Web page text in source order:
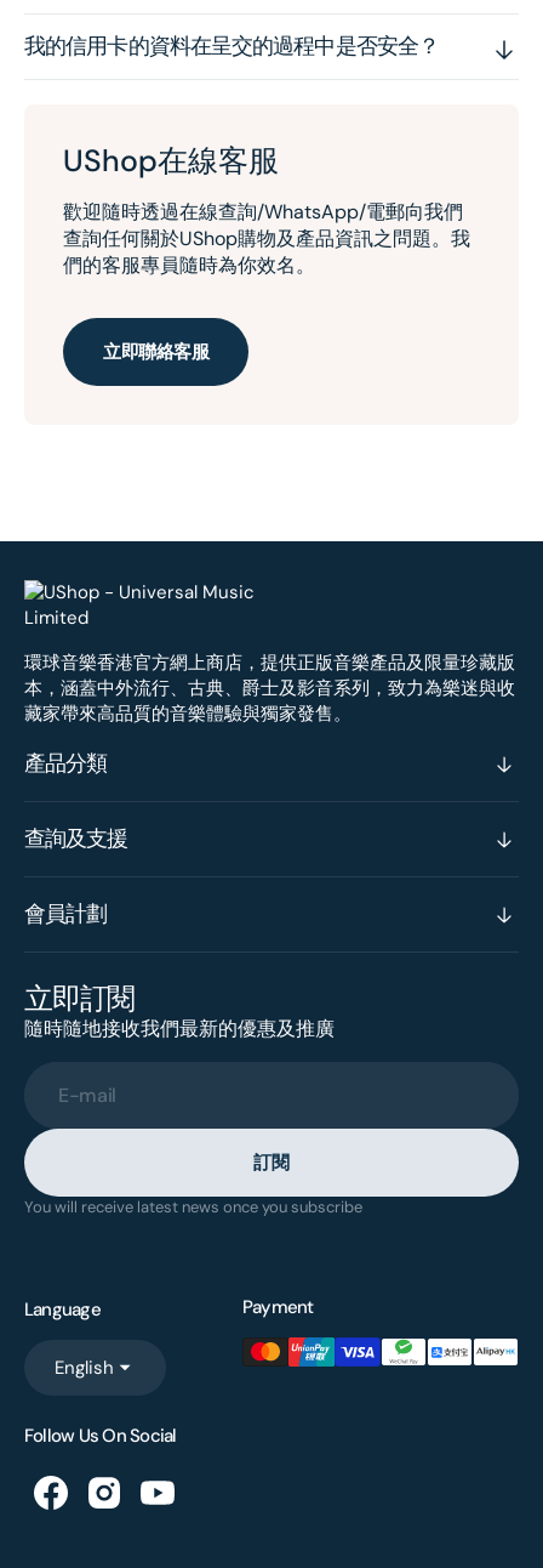
我的信用卡的資料在呈交的過程中是否安全？
UShop在線客服
歡迎隨時透過在線查詢/WhatsApp/電郵向我們
查詢任何關於UShop購物及產品資訊之問題。我
們的客服專員隨時為你效名。
立即聯絡客服
環球音樂香港官方網上商店，提供正版音樂產品及限量珍藏版
本，涵蓋中外流行、古典、爵士及影音系列，致力為樂迷與收
藏家帶來高品質的音樂體驗與獨家發售。
產品分類
查詢及支援
會員計劃
立即訂閱
隨時隨地接收我們最新的優惠及推廣
E-mail
訂閱
You will receive latest news once you subscribe
Language
English
Payment
Follow Us On Social